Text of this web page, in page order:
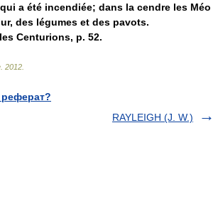
a été incendiée; dans la cendre les Méo
des légumes et des pavots.
les Centurions, p. 52.
2012
RAYLEIGH (J. W.)